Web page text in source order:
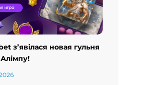
з’явілася новая гульня